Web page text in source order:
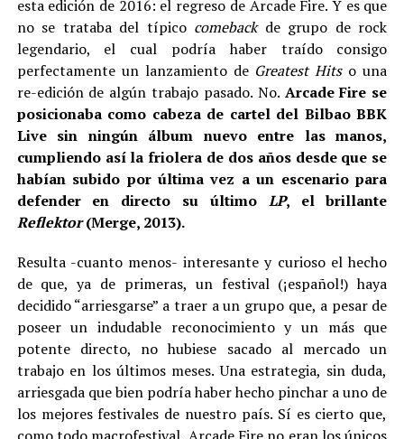
esta edición de 2016: el regreso de Arcade Fire. Y es que
no se trataba del típico comeback de grupo de rock
legendario, el cual podría haber traído consigo
perfectamente un lanzamiento de Greatest Hitso una
re-edición de algún trabajo pasado. No. Arcade Fire se
posicionaba como cabeza de cartel del Bilbao BBK
Live sin ningún álbum nuevo entre las manos,
cumpliendo así la friolera de dos años desde que se
habían subido por última vez a un escenario para
defender en directo su último LP, el brillante
Reflektor(Merge, 2013).
Resulta -cuanto menos- interesante y curioso el hecho
de que, ya de primeras, un festival (¡español!) haya
decidido “arriesgarse” a traer a un grupo que, a pesar de
poseer un indudable reconocimiento y un más que
potente directo, no hubiese sacado al mercado un
trabajo en los últimos meses. Una estrategia, sin duda,
arriesgada que bien podría haber hecho pinchar a uno de
los mejores festivales de nuestro país. Sí es cierto que,